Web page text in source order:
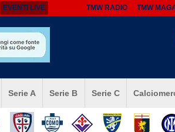
EVENTI LIVE TMW RADIO TMW
Serie A Serie B Serie C